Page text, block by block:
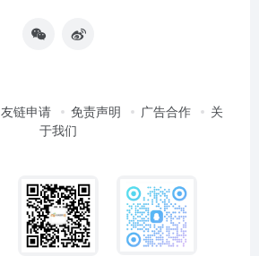
友链申请 免责声明 广告合作
关
于我们